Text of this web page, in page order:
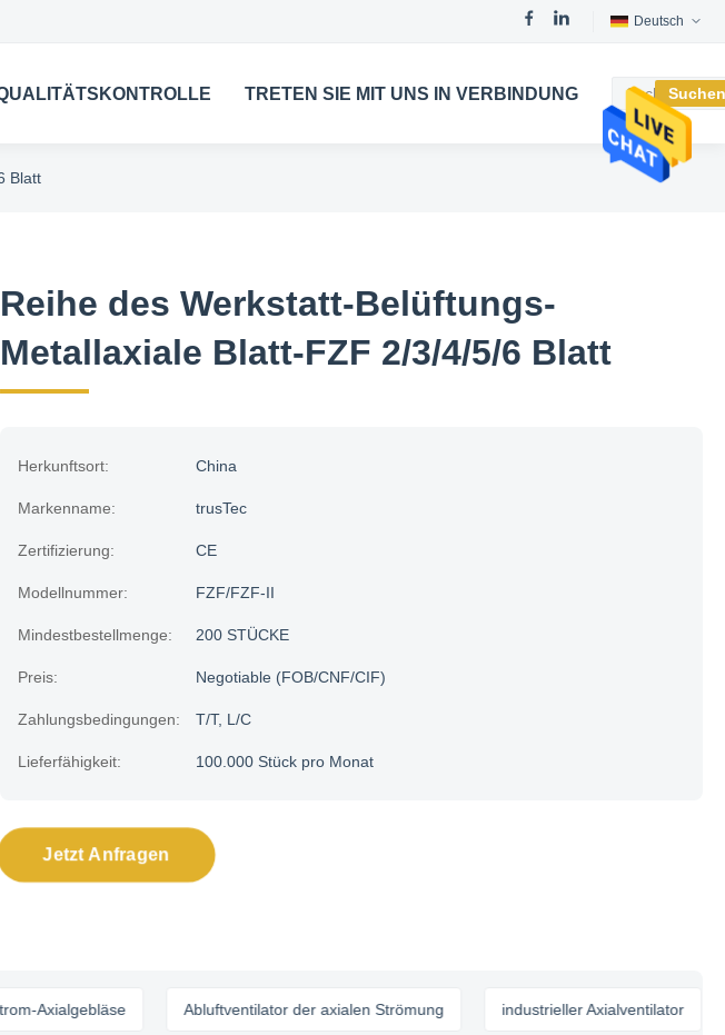
Deutsch
TRETEN SIE MIT UNS IN VERBINDUNG
Blatt
Reihe des Werkstatt-Belüftungs-
Metallaxiale Blatt-FZF 2/3/4/5/6 Blatt
Herkunftsort: China
Markenname: trusTec
Zertifizierung: CE
Modellnummer: FZF/FZF-II
Mindestbestellmenge: 200 STÜCKE
Preis: Negotiable (FOB/CNF/CIF)
Zahlungsbedingungen: T/T, L/C
Lieferfähigkeit: 100.000 Stück pro Monat
Jetzt Anfragen
Abluftventilator der axialen Strömung industrieller Axialventilator